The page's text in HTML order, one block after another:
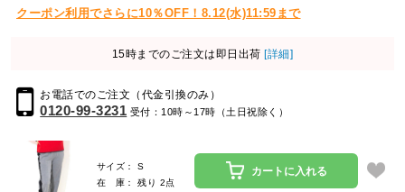
クーポン利用でさらに10％OFF！8.12(水)11:59まで
15時までのご注文は即日出荷 [詳細]
お電話でのご注文（代金引換のみ）
0120-99-3231 受付：10時～17時（土日祝除く）
サイズ： S
在 庫： 残り 2点
カートに入れる